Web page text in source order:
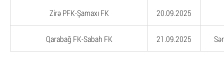
Zirə PFK-Şamaxı FK 20.09.2025
Qarabağ FK-Sabah FK 21.09.2025